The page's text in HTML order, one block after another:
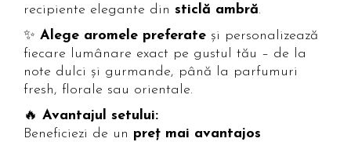
recipiente elegante din sticlă ambră.
✨ Alege aromele preferate și personalizează
fiecare lumânare exact pe gustul tău – de la
note dulci și gurmande, până la parfumuri
fresh, florale sau orientale.
🔥 Avantajul setului:
Beneficiezi de un preț mai avantajos